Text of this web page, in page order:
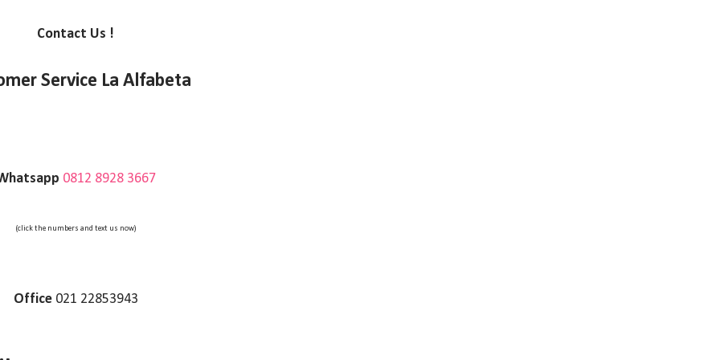
Contact Us !
Service La Alfabeta
0812 8928 3667
(click the numbers and text us now)
Office021 22853943